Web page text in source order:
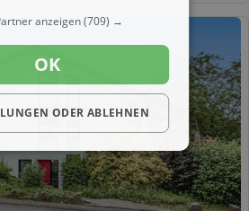
anzeigen(709) →
OK
ODER ABLEHNEN